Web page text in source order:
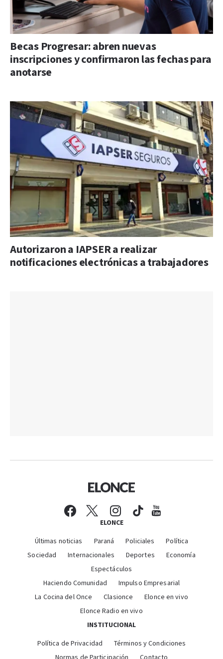
Becas Progresar: abren nuevas
inscripciones y confirmaron las fechas para
anotarse
Autorizaron a IAPSER a realizar
notificaciones electrónicas a trabajadores
ELONCE
Últimas noticias Paraná Policiales
Política
Sociedad
Internacionales Deportes
Economía
Espectáculos
Haciendo Comunidad
Impulso Empresarial
La Cocina del Once
Clasionce
Elonce en vivo
Elonce Radio en vivo
INSTITUCIONAL
Política de Privacidad
Términos y Condiciones